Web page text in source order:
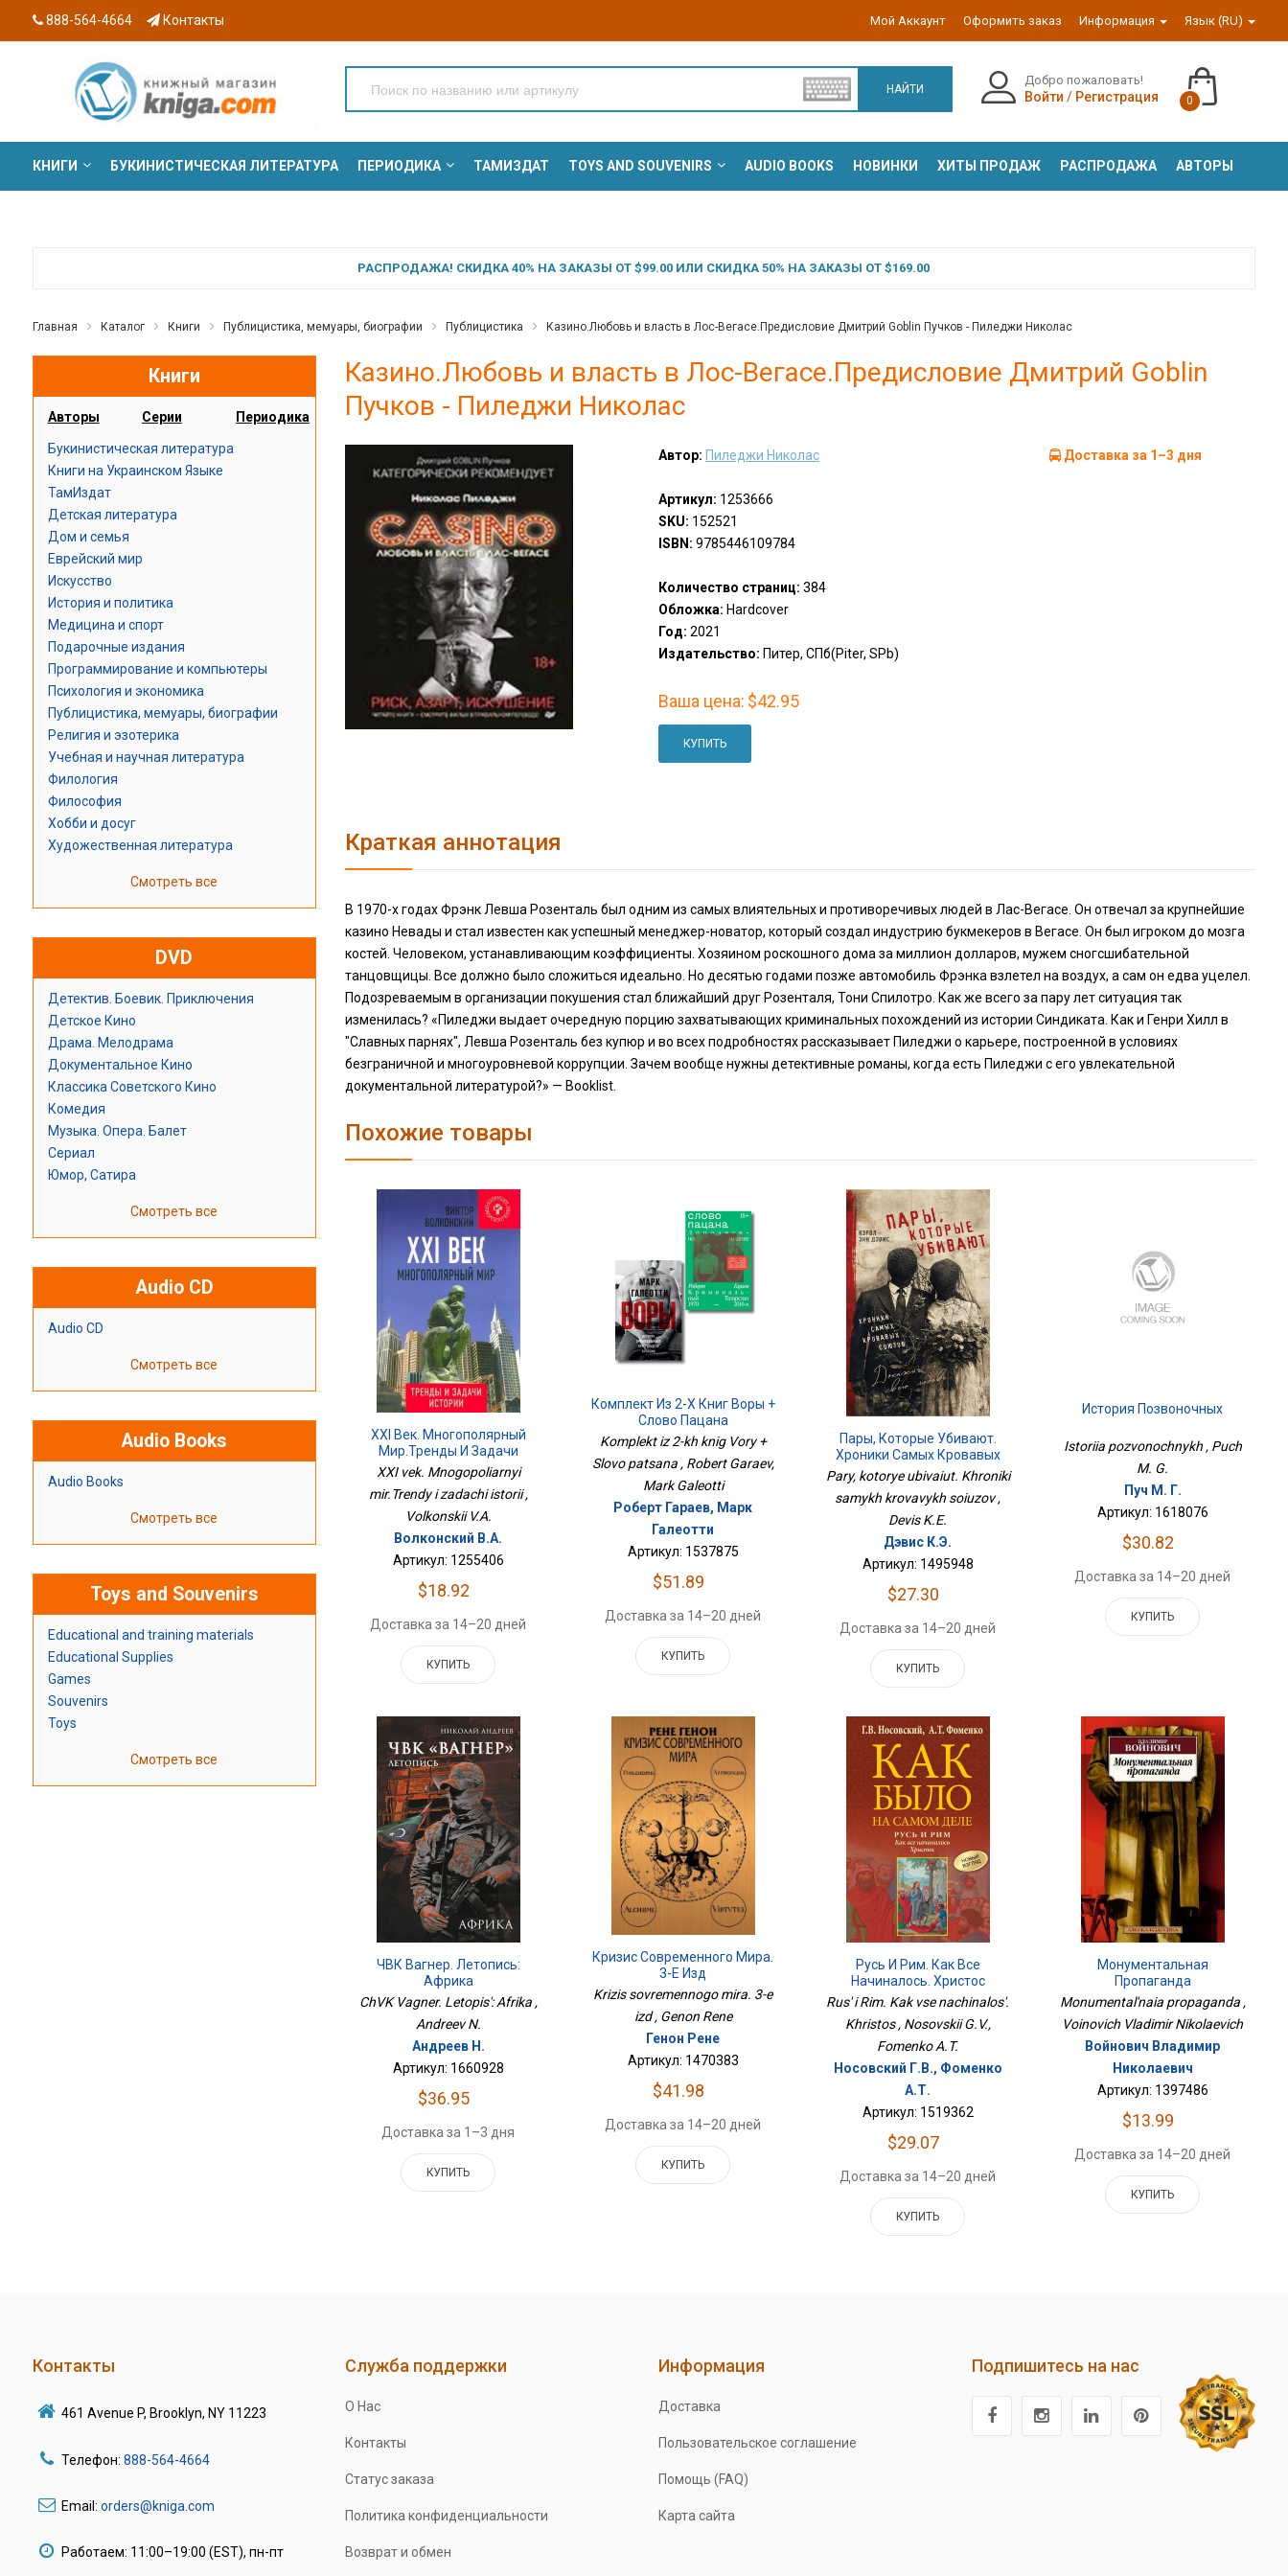
888-564-4664 Контакты Мой Аккаунт Оформить заказ Информация Язык (RU)
НАЙТИ
Добро пожаловать!
Войти / Регистрация 0
КНИГИ БУКИНИСТИЧЕСКАЯ ЛИТЕРАТУРА ПЕРИОДИКА ТАМИЗДАТ TOYS AND SOUVENIRS AUDIO BOOKS НОВИНКИ ХИТЫ ПРОДАЖ РАСПРОДАЖА АВТОРЫ
РАСПРОДАЖА! СКИДКА 40% НА ЗАКАЗЫ ОТ $99.00 ИЛИ СКИДКА 50% НА ЗАКАЗЫ ОТ $169.00
Главная Каталог Книги Публицистика, мемуары, биографии Публицистика Казино.Любовь и власть в Лос-Вегасе.Предисловие Дмитрий Goblin Пучков - Пиледжи Николас
Книги
Авторы Серии Периодика
Букинистическая литература
Книги на Украинском Языке
ТамИздат
Детская литература
Дом и семья
Еврейский мир
Искусство
История и политика
Медицина и спорт
Подарочные издания
Программирование и компьютеры
Психология и экономика
Публицистика, мемуары, биографии
Религия и эзотерика
Учебная и научная литература
Филология
Философия
Хобби и досуг
Художественная литература
Смотреть все
DVD
Детектив. Боевик. Приключения
Детское Кино
Драма. Мелодрама
Документальное Кино
Классика Советского Кино
Комедия
Музыка. Опера. Балет
Сериал
Юмор, Сатира
Смотреть все
Audio CD
Audio CD
Смотреть все
Audio Books
Audio Books
Смотреть все
Toys and Souvenirs
Educational and training materials
Educational Supplies
Games
Souvenirs
Toys
Смотреть все
Казино.Любовь и власть в Лос-Вегасе.Предисловие Дмитрий Goblin
Пучков - Пиледжи Николас
Автор: Пиледжи Николас
Артикул: 1253666
SKU: 152521
ISBN: 9785446109784
Количество страниц: 384
Обложка: Hardcover
Год: 2021
Издательство: Питер, СПб(Piter, SPb)
Ваша цена: $42.95
КУПИТЬ
Доставка за 1–3 дня
Краткая аннотация
В 1970-х годах Фрэнк Левша Розенталь был одним из самых влиятельных и противоречивых людей в Лас-Вегасе. Он отвечал за крупнейшие
казино Невады и стал известен как успешный менеджер-новатор, который создал индустрию букмекеров в Вегасе. Он был игроком до мозга
костей. Человеком, устанавливающим коэффициенты. Хозяином роскошного дома за миллион долларов, мужем сногсшибательной
танцовщицы. Все должно было сложиться идеально. Но десятью годами позже автомобиль Фрэнка взлетел на воздух, а сам он едва уцелел.
Подозреваемым в организации покушения стал ближайший друг Розенталя, Тони Спилотро. Как же всего за пару лет ситуация так
изменилась? «Пиледжи выдает очередную порцию захватывающих криминальных похождений из истории Синдиката. Как и Генри Хилл в
"Славных парнях", Левша Розенталь без купюр и во всех подробностях рассказывает Пиледжи о карьере, построенной в условиях
безграничной и многоуровневой коррупции. Зачем вообще нужны детективные романы, когда есть Пиледжи с его увлекательной
документальной литературой?» — Booklist.
Похожие товары
XXI Век. Многополярный
Мир.Тренды И Задачи
Истории
XXI vek. Mnogopoliarnyi
mir.Trendy i zadachi istorii ,
Volkonskii V.A.
Волконский В.А.
Артикул: 1255406
$18.92
Доставка за 14–20 дней
КУПИТЬ
Комплект Из 2-Х Книг Воры +
Слово Пацана
Komplekt iz 2-kh knig Vory +
Slovo patsana , Robert Garaev,
Mark Galeotti
Роберт Гараев, Марк
Галеотти
Артикул: 1537875
$51.89
Доставка за 14–20 дней
КУПИТЬ
Пары, Которые Убивают.
Хроники Самых Кровавых
Союзов
Pary, kotorye ubivaiut. Khroniki
samykh krovavykh soiuzov ,
Devis K.E.
Дэвис К.Э.
Артикул: 1495948
$27.30
Доставка за 14–20 дней
КУПИТЬ
История Позвоночных
Istoriia pozvonochnykh , Puch
M. G.
Пуч М. Г.
Артикул: 1618076
$30.82
Доставка за 14–20 дней
КУПИТЬ
ЧВК Вагнер. Летопись:
Африка
ChVK Vagner. Letopis': Afrika ,
Andreev N.
Андреев Н.
Артикул: 1660928
$36.95
Доставка за 1–3 дня
КУПИТЬ
Кризис Современного Мира.
3-Е Изд
Krizis sovremennogo mira. 3-e
izd , Genon Rene
Генон Рене
Артикул: 1470383
$41.98
Доставка за 14–20 дней
КУПИТЬ
Русь И Рим. Как Все
Начиналось. Христос
Rus' i Rim. Kak vse nachinalos'.
Khristos , Nosovskii G.V.,
Fomenko A.T.
Носовский Г.В., Фоменко
А.Т.
Артикул: 1519362
$29.07
Доставка за 14–20 дней
КУПИТЬ
Монументальная
Пропаганда
Monumental'naia propaganda ,
Voinovich Vladimir Nikolaevich
Войнович Владимир
Николаевич
Артикул: 1397486
$13.99
Доставка за 14–20 дней
КУПИТЬ
Контакты
461 Avenue P, Brooklyn, NY 11223
Телефон: 888-564-4664
Email: orders@kniga.com
Работаем: 11:00–19:00 (EST), пн-пт
Служба поддержки
О Нас
Контакты
Статус заказа
Политика конфиденциальности
Возврат и обмен
Информация
Доставка
Пользовательское соглашение
Помощь (FAQ)
Карта сайта
Подпишитесь на нас